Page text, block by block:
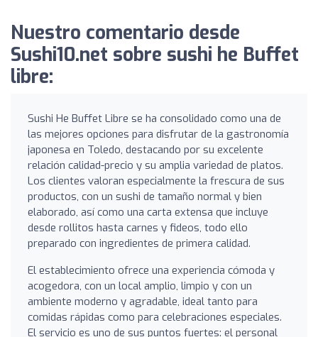
Nuestro comentario desde
Sushi10.net sobre sushi he Buffet
libre:
Sushi He Buffet Libre se ha consolidado como una de
las mejores opciones para disfrutar de la gastronomía
japonesa en Toledo, destacando por su excelente
relación calidad-precio y su amplia variedad de platos.
Los clientes valoran especialmente la frescura de sus
productos, con un sushi de tamaño normal y bien
elaborado, así como una carta extensa que incluye
desde rollitos hasta carnes y fideos, todo ello
preparado con ingredientes de primera calidad.
El establecimiento ofrece una experiencia cómoda y
acogedora, con un local amplio, limpio y con un
ambiente moderno y agradable, ideal tanto para
comidas rápidas como para celebraciones especiales.
El servicio es uno de sus puntos fuertes: el personal